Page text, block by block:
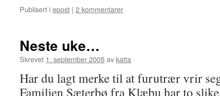
Publisert iepost | 2 kommentarer
Neste uke…
Skrevet 1. september 2005av katta
Har du lagt merke til at furutrær vrir
Familien Sæterbø fra Klæbu har to